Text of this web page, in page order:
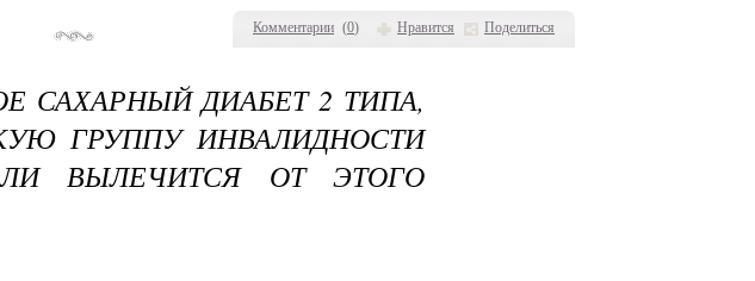
Комментарии (0) Нравится Поделиться
САХАРНЫЙ ДИАБЕТ 2 ТИПА,
ГРУППУ ИНВАЛИДНОСТИ
ВЫЛЕЧИТСЯ ОТ ЭТОГО